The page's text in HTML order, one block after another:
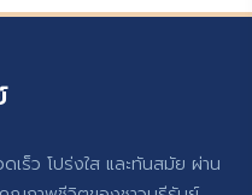
เร็ว โปร่งใส และทันสมัย ผ่าน